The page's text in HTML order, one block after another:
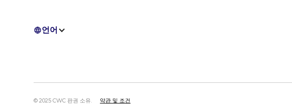
언어
© 2025 CWC 판권 소유. 약관 및 조건